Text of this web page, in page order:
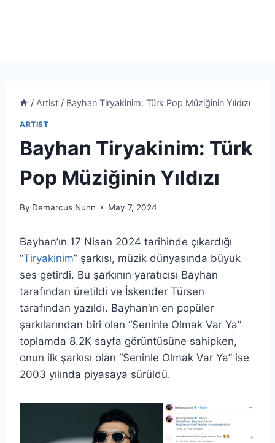
/ Artist / Bayhan Tiryakinim: Türk Pop Müziğinin Yıldızı
ARTIST
Bayhan Tiryakinim: Türk
Pop Müziğinin Yıldızı
By Demarcus Nunn May 7, 2024
Bayhan’ın 17 Nisan 2024 tarihinde çıkardığı
“Tiryakinim” şarkısı, müzik dünyasında büyük
ses getirdi. Bu şarkının yaratıcısı Bayhan
tarafından üretildi ve İskender Türsen
tarafından yazıldı. Bayhan’ın en popüler
şarkılarından biri olan “Seninle Olmak Var Ya”
toplamda 8.2K sayfa görüntüsüne sahipken,
onun ilk şarkısı olan “Seninle Olmak Var Ya” ise
2003 yılında piyasaya sürüldü.